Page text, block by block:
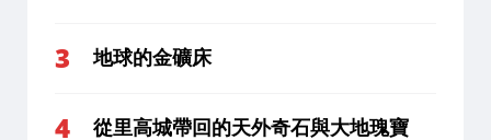
地球的金礦床
從里高城帶回的天外奇石與大地瑰寶